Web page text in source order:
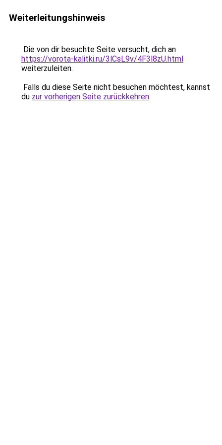
Weiterleitungshinweis
Die von dir besuchte Seite versucht, dich an
https://vorota-kalitki.ru/3lCsL9v/4F3l8zU.html
weiterzuleiten.
Falls du diese Seite nicht besuchen möchtest, kannst
du zur vorherigen Seite zurückkehren.